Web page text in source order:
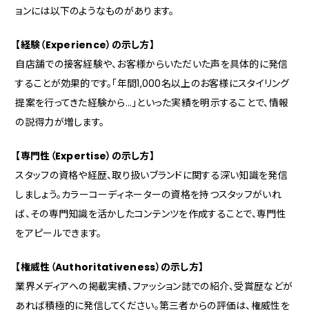
ョンには以下のようなものがあります。
【経験（Experience）の示し方】
自店舗での接客経験や、お客様からいただいた声を具体的に発信
することが効果的です。「年間1,000名以上のお客様にスタイリング
提案を行ってきた経験から…」といった実績を明示することで、情報
の説得力が増します。
【専門性（Expertise）の示し方】
スタッフの資格や経歴、取り扱いブランドに関する深い知識を発信
しましょう。カラーコーディネーターの資格を持つスタッフがいれ
ば、その専門知識を活かしたコンテンツを作成することで、専門性
をアピールできます。
【権威性（Authoritativeness）の示し方】
業界メディアへの掲載実績、ファッション誌での紹介、受賞歴などが
あれば積極的に発信してください。第三者からの評価は、権威性を